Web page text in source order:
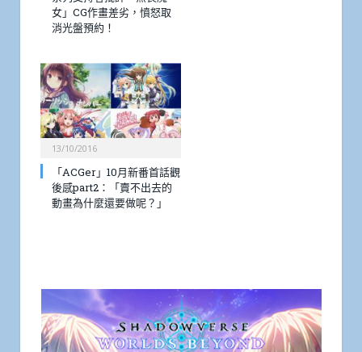
女」CG作畫差劣，憤怒取
消光盤預約！
13/10/2016
「ACGer」10月新番首話觀
後感part2：「賣不出去的
動畫為什麼還要做呢？」